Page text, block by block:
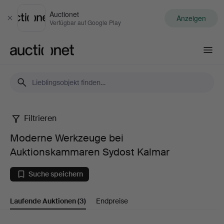
Schließen
Auctionet
Verfügbar auf Google Play Anzeigen
Moderne
Werkzeuge
bei
Auktionskammaren
Filtrieren
Moderne Werkzeuge bei
Auktionskammaren Sydost Kalmar
Suche speichern
Laufende Auktionen(3) Endpreise